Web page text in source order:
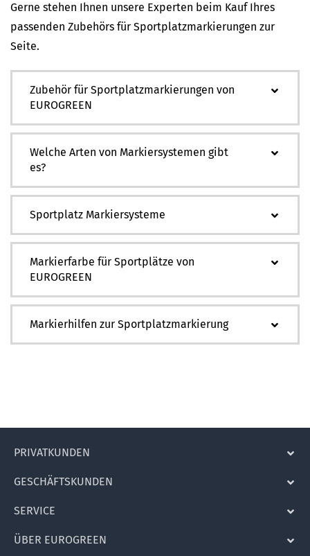
Gerne stehen Ihnen unsere Experten beim Kauf Ihres
passenden Zubehörs für Sportplatzmarkierungen zur
Seite.
Zubehör für Sportplatzmarkierungen von
EUROGREEN
Welche Arten von Markiersystemen gibt
es?
Sportplatz Markiersysteme
Markierfarbe für Sportplätze von
EUROGREEN
Markierhilfen zur Sportplatzmarkierung
PRIVATKUNDEN
GESCHÄFTSKUNDEN
SERVICE
ÜBER EUROGREEN